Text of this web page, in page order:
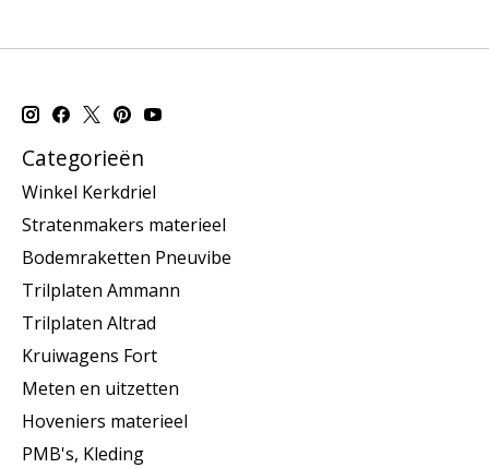
Categorieën
Winkel Kerkdriel
Stratenmakers materieel
Bodemraketten Pneuvibe
Trilplaten Ammann
Trilplaten Altrad
Kruiwagens Fort
Meten en uitzetten
Hoveniers materieel
PMB's, Kleding